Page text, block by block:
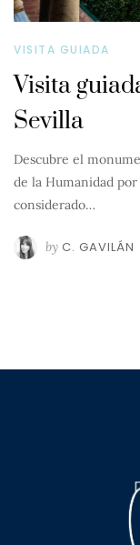
VISITA GUIADA
Visita
Sevilla
Descubre el
de la Humanidad por
considerado…
by C. GAVILÁN